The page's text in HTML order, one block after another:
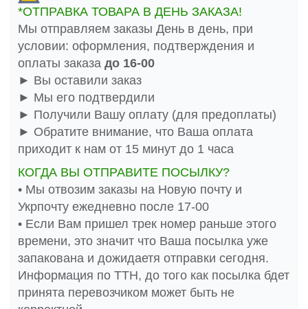
*ОТПРАВКА ТОВАРА В ДЕНЬ ЗАКАЗА!
Мы отправляем заказы День в день, при
условии: оформления, подтверждения и
оплаты заказа до 16-00
► Вы оставили заказ
► Мы его подтвердили
► Получили Вашу оплату (для предоплаты)
► Обратите внимание, что Ваша оплата
приходит к нам от 15 минут до 1 часа
КОГДА ВЫ ОТПРАВИТЕ ПОСЫЛКУ?
• Мы отвозим заказы на Новую почту и
Укрпочту ежедневно после 17-00
• Если Вам пришел трек номер раньше этого
времени, это значит что Ваша посылка уже
запакована и дожидаетя отправки сегодня.
Информация по ТТН, до того как посылка бдет
принята перевозчиком может быть не